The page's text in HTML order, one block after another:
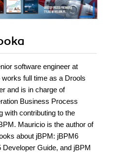
software engineer at
full time as a Drools
and is in charge of
Business Process
with contributing to the
Mauricio is the author of
about jBPM: jBPM6
Guide, and jBPM